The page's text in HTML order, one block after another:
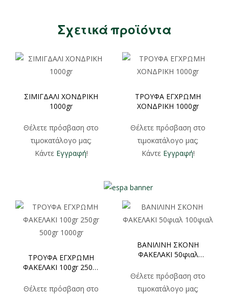
Σχετικά προϊόντα
ΣΙΜΙΓΔΑΛΙ ΧΟΝΔΡΙΚΗ
1000gr
Θέλετε πρόσβαση στο
τιμοκατάλογο μας;
Κάντε Εγγραφή!
ΤΡΟΥΦΑ ΕΓΧΡΩΜΗ
ΧΟΝΔΡΙΚΗ 1000gr
Θέλετε πρόσβαση στο
τιμοκατάλογο μας;
Κάντε Εγγραφή!
ΤΡΟΥΦΑ ΕΓΧΡΩΜΗ
ΦΑΚΕΛΑΚΙ 100gr 250gr
Θέλετε πρόσβαση στο
ΒΑΝΙΛΙΝΗ ΣΚΟΝΗ
ΦΑΚΕΛΑΚΙ 50φιαλ
Θέλετε πρόσβαση στο
τιμοκατάλογο μας;